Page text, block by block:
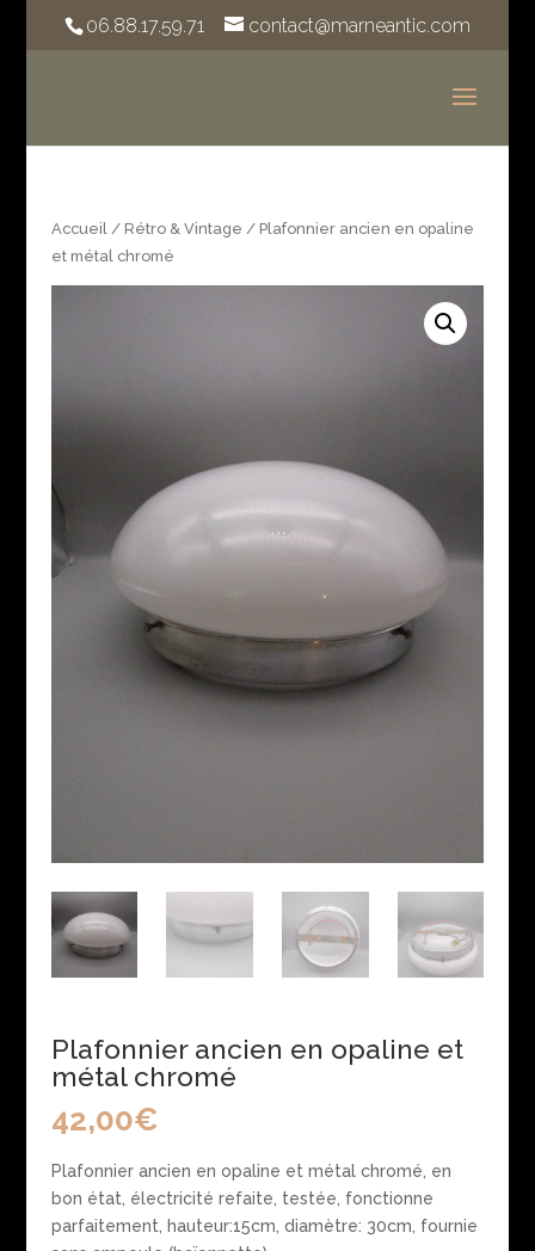
06.88.17.59.71 contact@marneantic.com
Accueil/ Rétro & Vintage / Plafonnier ancien en opaline
et métal chromé
Plafonnier ancien en opaline et
métal chromé
42,00€
Plafonnier ancien en opaline et métal chromé, en
bon état, électricité refaite, testée, fonctionne
parfaitement, hauteur:15cm, diamètre: 30cm, fournie